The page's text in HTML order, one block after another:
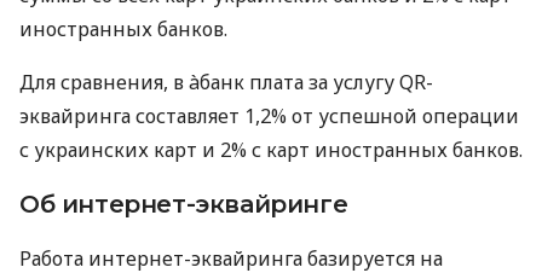
иностранных банков.
Для сравнения, в àбанк плата за услугу QR-
эквайринга составляет 1,2% от успешной операции
с украинских карт и 2% с карт иностранных банков.
Об интернет-эквайринге
Работа интернет-эквайринга базируется на